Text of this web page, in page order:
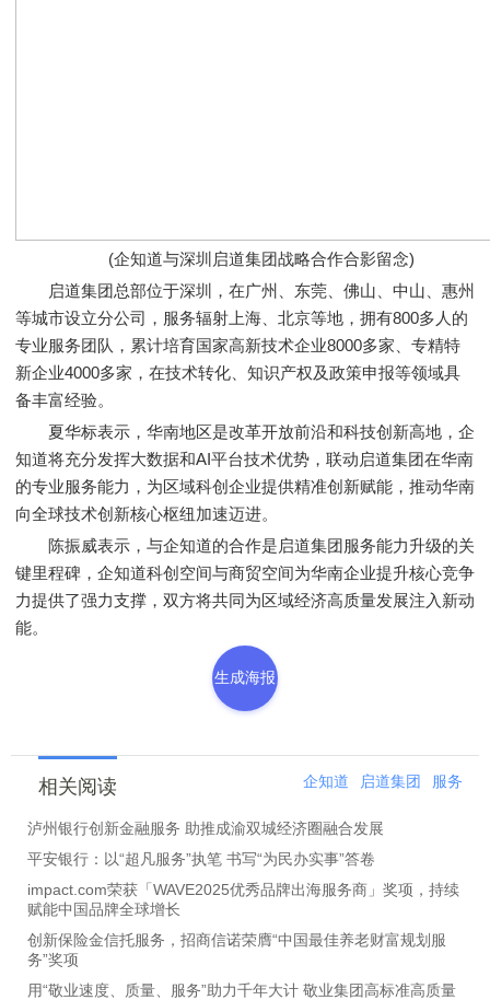
(企知道与深圳启道集团战略合作合影留念)
启道集团总部位于深圳，在广州、东莞、佛山、中山、惠州
等城市设立分公司，服务辐射上海、北京等地，拥有800多人的
专业服务团队，累计培育国家高新技术企业8000多家、专精特
新企业4000多家，在技术转化、知识产权及政策申报等领域具
备丰富经验。
夏华标表示，华南地区是改革开放前沿和科技创新高地，企
知道将充分发挥大数据和AI平台技术优势，联动启道集团在华南
的专业服务能力，为区域科创企业提供精准创新赋能，推动华南
向全球技术创新核心枢纽加速迈进。
陈振威表示，与企知道的合作是启道集团服务能力升级的关
键里程碑，企知道科创空间与商贸空间为华南企业提升核心竞争
力提供了强力支撑，双方将共同为区域经济高质量发展注入新动
能。
生成海报
相关阅读 企知道 启道集团 服务
泸州银行创新金融服务 助推成渝双城经济圈融合发展
平安银行：以“超凡服务”执笔 书写“为民办实事”答卷
impact.com荣获「WAVE2025优秀品牌出海服务商」奖项，持续
赋能中国品牌全球增长
创新保险金信托服务，招商信诺荣膺“中国最佳养老财富规划服
务”奖项
用“敬业速度、质量、服务”助力千年大计 敬业集团高标准高质量